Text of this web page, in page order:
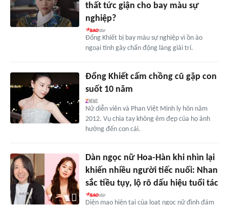
thất tức giận cho bay màu sự
nghiệp?
Đổng Khiết bị bay màu sự nghiệp vì ồn ào
ngoại tình gây chấn động làng giải trí.
Đổng Khiết cấm chồng cũ gặp con
suốt 10 năm
Nữ diễn viên và Phan Việt Minh ly hôn năm
2012. Vụ chia tay không êm đẹp của họ ảnh
hưởng đến con cái.
Dàn ngọc nữ Hoa-Hàn khi nhìn lại
khiến nhiều người tiếc nuối: Nhan
sắc tiều tụy, lộ rõ dấu hiệu tuổi tác
Diện mạo hiện tại của loạt ngọc nữ đình đám